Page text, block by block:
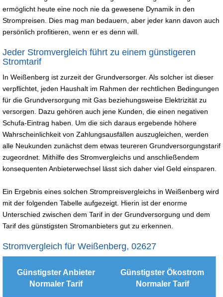
ermöglicht heute eine noch nie da gewesene Dynamik in den
Strompreisen. Dies mag man bedauern, aber jeder kann davon auch
persönlich profitieren, wenn er es denn will.
Jeder Stromvergleich führt zu einem günstigeren
Stromtarif
In Weißenberg ist zurzeit der Grundversorger. Als solcher ist dieser
verpflichtet, jeden Haushalt im Rahmen der rechtlichen Bedingungen
für die Grundversorgung mit Gas beziehungsweise Elektrizität zu
versorgen. Dazu gehören auch jene Kunden, die einen negativen
Schufa-Eintrag haben. Um die sich daraus ergebende höhere
Wahrscheinlichkeit von Zahlungsausfällen auszugleichen, werden
alle Neukunden zunächst dem etwas teureren Grundversorgungstarif
zugeordnet. Mithilfe des Stromvergleichs und anschließendem
konsequenten Anbieterwechsel lässt sich daher viel Geld einsparen.
Ein Ergebnis eines solchen Strompreisvergleichs in Weißenberg wird
mit der folgenden Tabelle aufgezeigt. Hierin ist der enorme
Unterschied zwischen dem Tarif in der Grundversorgung und dem
Tarif des günstigsten Stromanbieters gut zu erkennen.
Stromvergleich für Weißenberg, 02627
Günstigster Anbieter
Normaler Tarif
Günstigster Ökostrom
Normaler Tarif